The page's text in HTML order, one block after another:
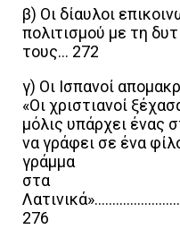
β) Οι δίαυλοι
πολιτισμού με τη
τους… 272
γ) Οι Ισπανοί
«Οι χριστιανοί
μόλις υπάρχει ένας
να γράφει σε ένα
γράμμα
στα
276